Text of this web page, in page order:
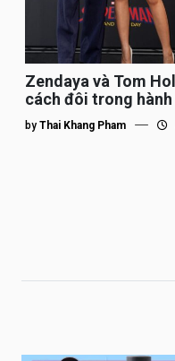
Zendaya và Tom
cách đôi trong
by Thai Khang Pham